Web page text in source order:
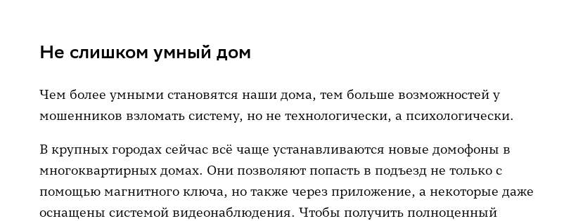
Не слишком умный дом
Чем более умными становятся наши дома, тем больше возможностей у
мошенников взломать систему, но не технологически, а психологически.
В крупных городах сейчас всё чаще устанавливаются новые домофоны в
многоквартирных домах. Они позволяют попасть в подъезд не только с
помощью магнитного ключа, но также через приложение, а некоторые даже
оснащены системой видеонаблюдения. Чтобы получить полноценный